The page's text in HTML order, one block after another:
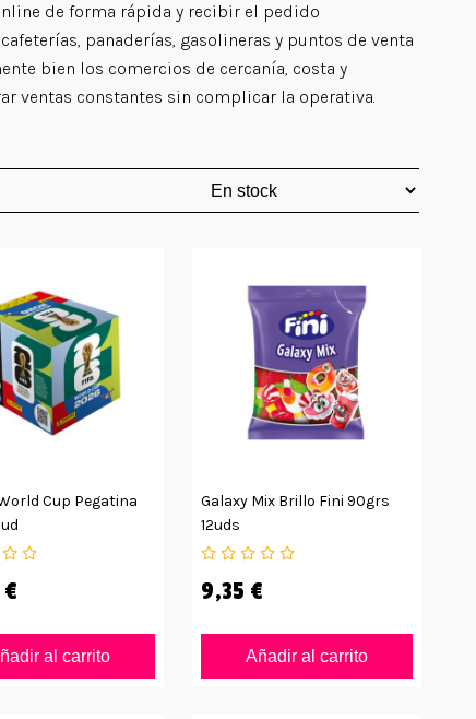
de forma rápida y recibir el pedido
panaderías, gasolineras y puntos de venta
bien los comercios de cercanía, costa y
ventas constantes sin complicar la operativa.
Cup Pegatina
al carrito
Galaxy Mix Brillo Fini 90grs
12uds
9,35 €
Añadir al carrito